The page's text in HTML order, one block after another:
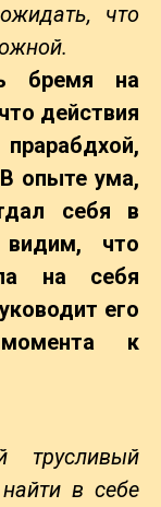
что
бремя на
действия
опыте ума,
себя в
что
на себя
его
к
трусливый
в себе